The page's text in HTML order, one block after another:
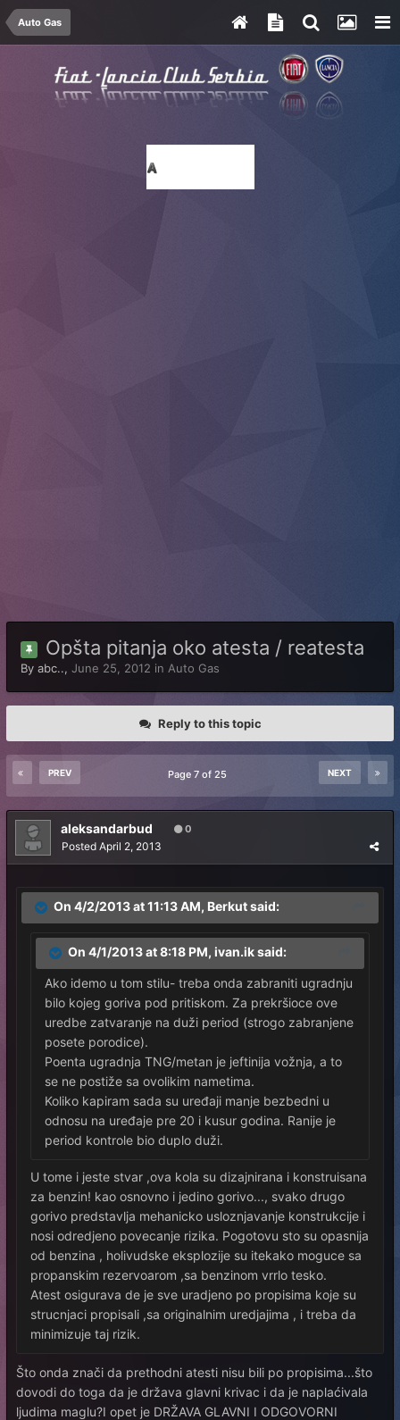
Auto Gas
Opšta pitanja oko atesta / reatesta
By abc.., June 25, 2012 in Auto Gas
Reply to this topic
PREV NEXT
Page 7 of 25
aleksandarbud 0
Posted April 2, 2013
On 4/2/2013 at 11:13 AM, Berkut said:
On 4/1/2013 at 8:18 PM, ivan.ik said:
Ako idemo u tom stilu- treba onda zabraniti ugradnju
bilo kojeg goriva pod pritiskom. Za prekršioce ove
uredbe zatvaranje na duži period (strogo zabranjene
posete porodice).
Poenta ugradnja TNG/metan je jeftinija vožnja, a to
se ne postiže sa ovolikim nametima.
Koliko kapiram sada su uređaji manje bezbedni u
odnosu na uređaje pre 20 i kusur godina. Ranije je
period kontrole bio duplo duži.
U tome i jeste stvar ,ova kola su dizajnirana i konstruisana
za benzin! kao osnovno i jedino gorivo..., svako drugo
gorivo predstavlja mehanicko usloznjavanje konstrukcije i
nosi odredjeno povecanje rizika. Pogotovu sto su opasnija
od benzina , holivudske eksplozije su itekako moguce sa
propanskim rezervoarom ,sa benzinom vrrlo tesko.
Atest osigurava de je sve uradjeno po propisima koje su
strucnjaci propisali ,sa originalnim uredjajima , i treba da
minimizuje taj rizik.
Što onda znači da prethodni atesti nisu bili po propisima...što
dovodi do toga da je država glavni krivac i da je naplaćivala
ljudima maglu?I opet je DRŽAVA GLAVNI I ODGOVORNI